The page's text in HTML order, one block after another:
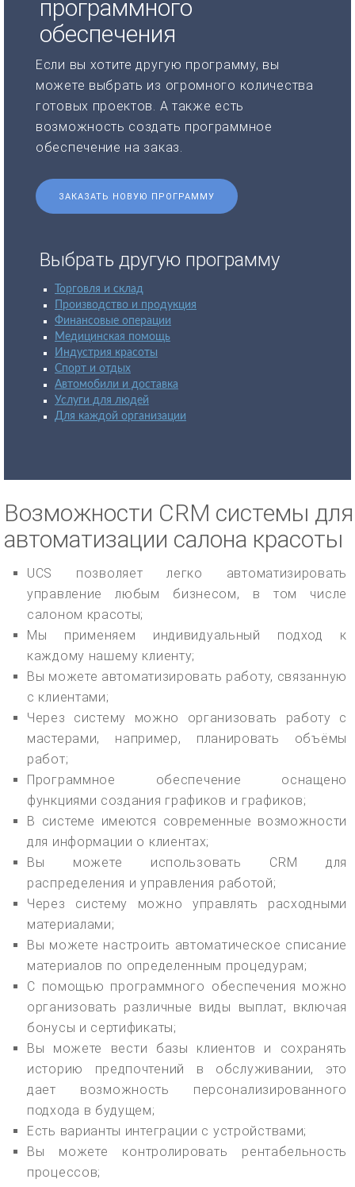
программного
обеспечения
Если вы хотите другую программу, вы
можете выбрать из огромного количества
готовых проектов. А также есть
возможность создать программное
обеспечение на заказ.
ЗАКАЗАТЬ НОВУЮ ПРОГРАММУ
Выбрать другую программу
Торговля и склад
Производство и продукция
Финансовые операции
Медицинская помощь
Индустрия красоты
Спорт и отдых
Автомобили и доставка
Услуги для людей
Для каждой организации
Возможности CRM системы для
автоматизации салона красоты
UCS позволяет легко автоматизировать
управление любым бизнесом, в том числе
салоном красоты;
Мы применяем индивидуальный подход к
каждому нашему клиенту;
Вы можете автоматизировать работу, связанную
с клиентами;
Через систему можно организовать работу с
мастерами, например, планировать объёмы
работ;
Программное обеспечение оснащено
функциями создания графиков и графиков;
В системе имеются современные возможности
для информации о клиентах;
Вы можете использовать CRM для
распределения и управления работой;
Через систему можно управлять расходными
материалами;
Вы можете настроить автоматическое списание
материалов по определенным процедурам;
С помощью программного обеспечения можно
организовать различные виды выплат, включая
бонусы и сертификаты;
Вы можете вести базы клиентов и сохранять
историю предпочтений в обслуживании, это
дает возможность персонализированного
подхода в будущем;
Есть варианты интеграции с устройствами;
Вы можете контролировать рентабельность
процессов;